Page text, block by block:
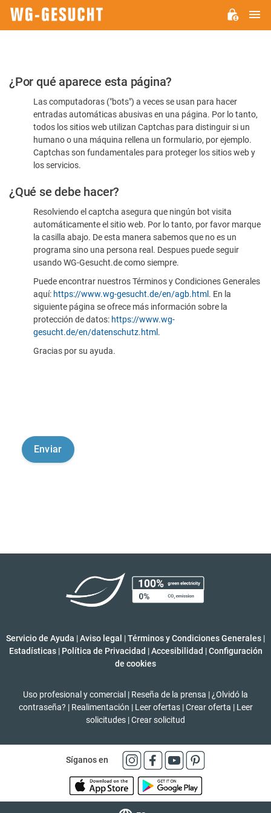
Por
favor,
confirme
humano
¿Por qué aparece esta página?
Las computadoras ("bots") a veces se usan para hacer
entradas automáticas abusivas en una página. Por lo tanto,
todos los sitios web utilizan Captchas para distinguir si un
humano o una máquina rellena un formulario, por ejemplo.
Captchas son fundamentales para proteger los sitios web y
los servicios.
¿Qué se debe hacer?
Resolviendo el captcha asegura que ningún bot visita
automáticamente el sitio web. Por lo tanto, por favor marque
la casilla abajo. De esta manera sabemos que no es un
programa sino una persona real. Despues puede seguir
usando WG-Gesucht.de como siempre.
Puede encontrar nuestros Términos y Condiciones Generales
aquí: https://www.wg-gesucht.de/en/agb.html . En la
siguiente página se ofrece más información sobre la
protección de datos: https://www.wg-
gesucht.de/en/datenschutz.html .
Gracias por su ayuda.
Servicio de Ayuda |Aviso legal |Términos y Condiciones Generales |
Estadísticas | Política de Privacidad | Accesibilidad | Configuración
de cookies
Uso profesional y comercial | Reseña de la prensa | ¿Olvidó la
contraseña? | Realimentación | Leer ofertas | Crear oferta | Leer
solicitudes |Crear solicitud
Síganos en